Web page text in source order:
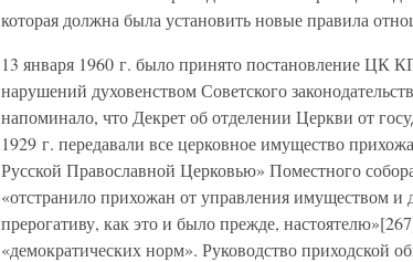
которая должна была установить новые правила
13 января 1960 г. было принято постановление ЦК
нарушений духовенством Советского
напоминало, что Декрет об отделении Церкви от
1929 г. передавали все церковное имущество
Русской Православной Церковью» Поместного
«отстранило прихожан от управления имуществом
прерогативу, как это и было прежде,
«демократических норм». Руководство приходской